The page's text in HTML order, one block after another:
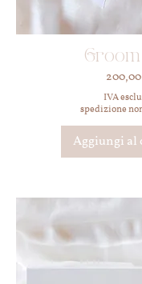
Groom
Prezzo
IVA
spedizione
Aggiungi al